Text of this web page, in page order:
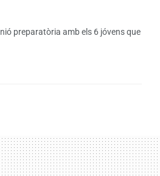
preparatòria amb els 6 jóvens que